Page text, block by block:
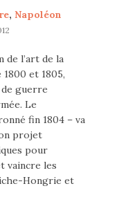
, Napoléon
de l’art de la
et 1805,
guerre
Le
fin 1804 – va
projet
pour
vaincre les
Hongrie et